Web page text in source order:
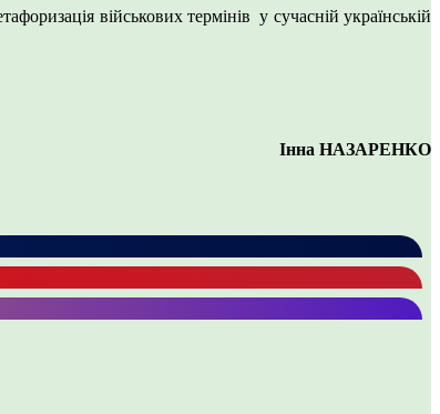
військових термінів у сучасній українській
Інна НАЗАРЕНКО